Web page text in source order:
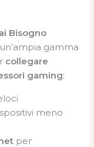
Bisogno
gamma
collegare
gaming:
meno
per